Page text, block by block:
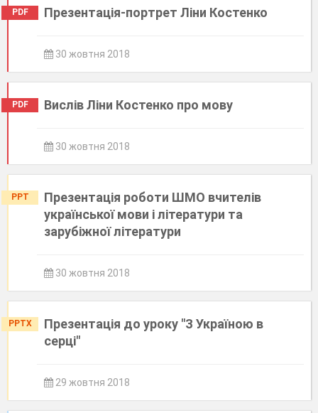
PDF Презентація-портрет Ліни Костенко
30 жовтня 2018
PDF Вислів Ліни Костенко про мову
30 жовтня 2018
PPT
Презентація роботи ШМО вчителів
української мови і літератури та
зарубіжної літератури
30 жовтня 2018
PPTX
Презентація до уроку "З Україною в
серці"
29 жовтня 2018